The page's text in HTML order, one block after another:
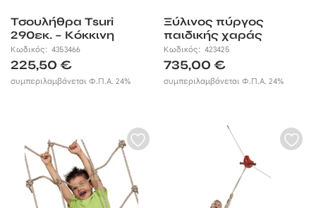
Τσουλήθρα Tsuri
290εκ. – Κόκκινη
Κωδικός: 4353466
225,50 €
συμπεριλαμβάνεται Φ.Π.Α. 24%
Ξύλινος πύργος
παιδικής χαράς
cascade 90εκ.
Κωδικός:423425
735,00€
συμπεριλαμβάνεται Φ.Π.Α. 24%